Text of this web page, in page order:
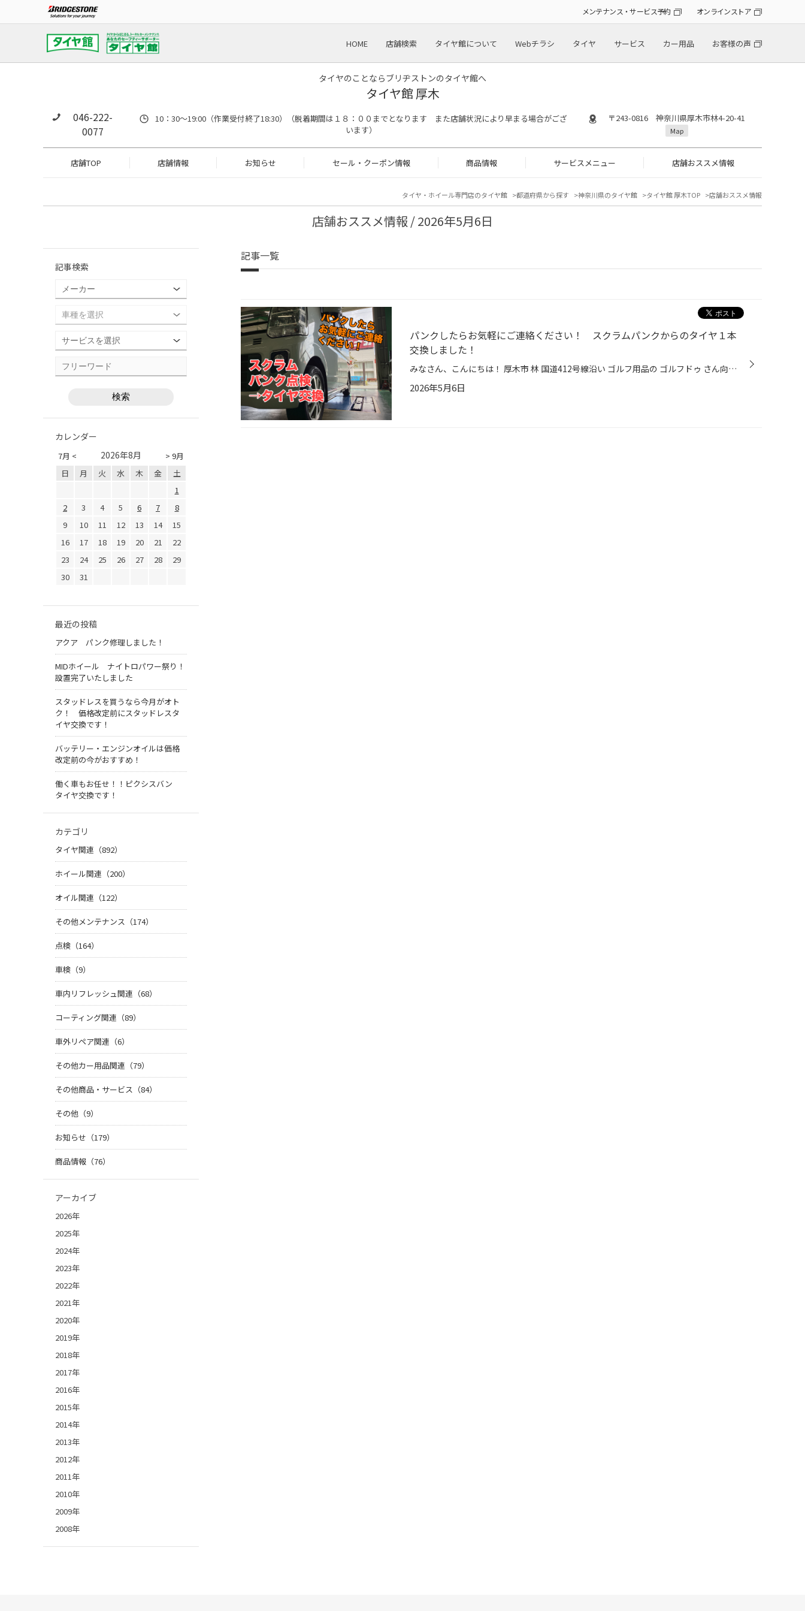
メンテナンス・サービス予約 オンラインストア
HOME 店舗検索 タイヤ館について Webチラシ タイヤ サービス カー用品 お客様の声
タイヤのことならブリヂストンのタイヤ館へ
タイヤ館 厚木
046-222-
0077
10：30～19:00（作業受付終了18:30）（脱着期間は１８：００までとなります また店舗状況により早まる場合がござ
います）
〒243-0816 神奈川県厚木市林4-20-41
Map
店舗TOP 店舗情報 お知らせ セール・クーポン情報 商品情報 サービスメニュー 店舗おススメ情報
タイヤ・ホイール専門店のタイヤ館 都道府県から探す 神奈川県のタイヤ館 タイヤ館 厚木TOP 店舗おススメ情報
店舗おススメ情報 / 2026年5月6日
記事一覧
パンクしたらお気軽にご連絡ください！ スクラムパンクからのタイヤ１本
交換しました！
みなさん、こんにちは！ 厚木市 林 国道412号線沿い ゴルフ用品の ゴルフドゥ さん向かいの タイヤ館厚木店 ざわちん です(*´◒`*) 本日は マツダ スクラムワゴン の パンクからのタイヤ交換 をご紹介いたします(#^.^#) こちらのお客様は パンクをしてスタンドで直してもらったけどどうかな？ とご来...
2026年5月6日
記事検索
カレンダー
7月 < > 9月
2026年8月
日 月 火 水 木 金
土
1
2
3 4 5 6 7
8
9
10 11 12 13 14
15
16
17 18 19 20 21
22
23
24 25 26 27 28
29
30
31
最近の投稿
アクア パンク修理しました！
MIDホイール ナイトロパワー祭り！
設置完了いたしました
スタッドレスを買うなら今月がオト
ク！ 価格改定前にスタッドレスタ
イヤ交換です！
バッテリー・エンジンオイルは価格
改定前の今がおすすめ！
働く車もお任せ！！ピクシスバン
タイヤ交換です！
カテゴリ
タイヤ関連（892）
ホイール関連（200）
オイル関連（122）
その他メンテナンス（174）
点検（164）
車検（9）
車内リフレッシュ関連（68）
コーティング関連（89）
車外リペア関連（6）
その他カー用品関連（79）
その他商品・サービス（84）
その他（9）
お知らせ（179）
商品情報（76）
アーカイブ
2026年
2025年
2024年
2023年
2022年
2021年
2020年
2019年
2018年
2017年
2016年
2015年
2014年
2013年
2012年
2011年
2010年
2009年
2008年